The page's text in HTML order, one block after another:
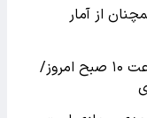
از آمار
اعمال محدودیت تردد در چالوس از ساعت ۱۰ صبح امروز/